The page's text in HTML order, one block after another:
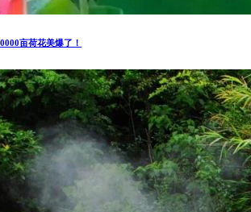
亩荷花美爆了！